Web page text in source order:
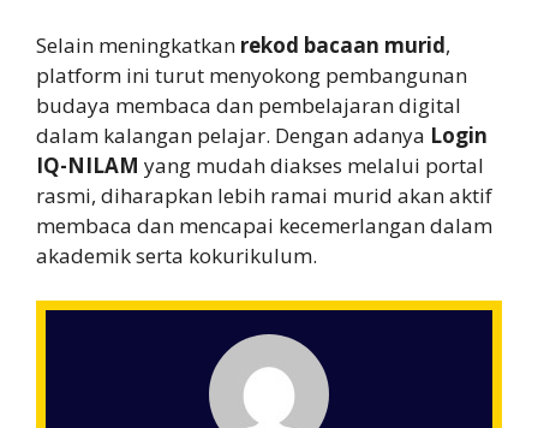
Selain meningkatkan rekod bacaan murid,
platform ini turut menyokong pembangunan
budaya membaca dan pembelajaran digital
dalam kalangan pelajar. Dengan adanya Login
IQ-NILAM yang mudah diakses melalui portal
rasmi, diharapkan lebih ramai murid akan aktif
membaca dan mencapai kecemerlangan dalam
akademik serta kokurikulum.